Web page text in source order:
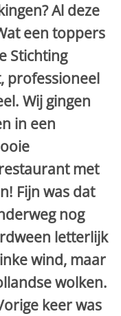
Al deze
een toppers
Stichting
professioneel
Wij gingen
in een
met
Fijn was dat
nog
letterlijk
wind, maar
wolken.
keer was